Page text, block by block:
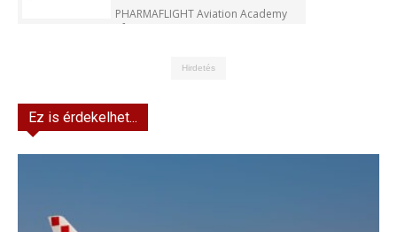
PHARMAFLIGHT Aviation Academy
Kft.
Hirdetés
Ez is érdekelhet...